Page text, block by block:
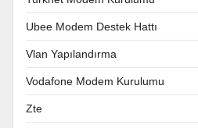
Ubee Modem Destek Hattı
Vlan Yapılandırma
Vodafone Modem Kurulumu
Zte